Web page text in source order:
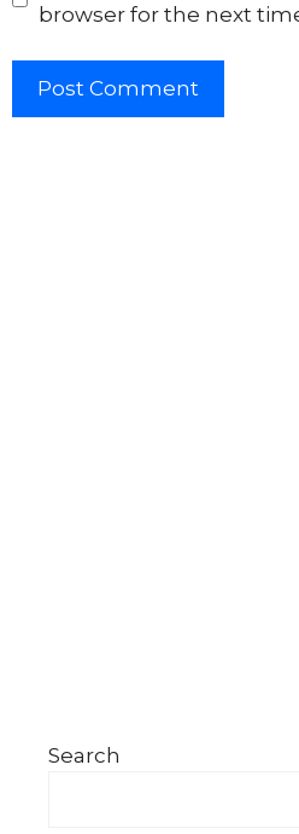
browser for the next
Search